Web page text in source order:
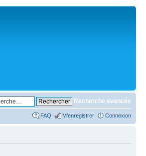
Recherche avancée
FAQ M’enregistrer Connexion